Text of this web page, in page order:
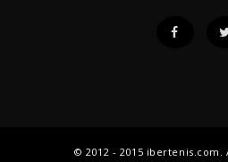
© 2012 - 2015 ibertenis.com.